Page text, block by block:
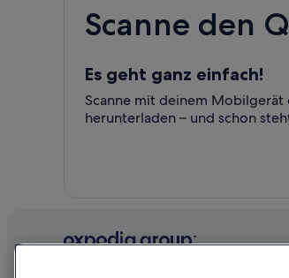
Scanne den
Es geht ganz einfach!
Scanne mit deinem
herunterladen – und schon